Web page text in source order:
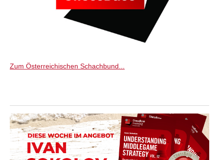
Zum Österreichischen Schachbund...